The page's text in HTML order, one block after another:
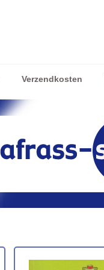
Verzendkosten